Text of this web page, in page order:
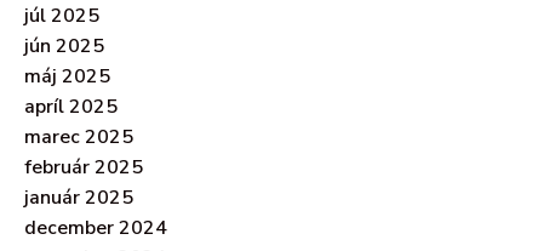
júl 2025
jún 2025
máj 2025
apríl 2025
marec 2025
február 2025
január 2025
december 2024